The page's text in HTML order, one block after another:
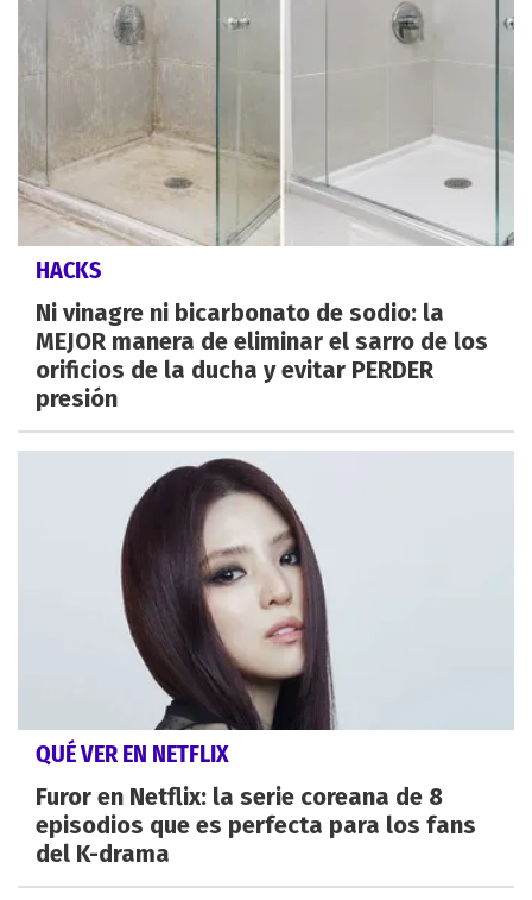
HACKS
Ni vinagre ni bicarbonato de sodio: la
MEJOR manera de eliminar el sarro de los
orificios de la ducha y evitar PERDER
presión
QUÉ VER EN NETFLIX
Furor en Netflix: la serie coreana de 8
episodios que es perfecta para los fans
del K-drama